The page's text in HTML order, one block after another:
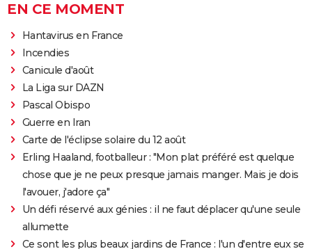
EN CE MOMENT
Hantavirus en France
Incendies
Canicule d'août
La Liga sur DAZN
Pascal Obispo
Guerre en Iran
Carte de l'éclipse solaire du 12 août
Erling Haaland, footballeur : "Mon plat préféré est quelque
chose que je ne peux presque jamais manger. Mais je dois
l'avouer, j'adore ça"
Un défi réservé aux génies : il ne faut déplacer qu'une seule
allumette
Ce sont les plus beaux jardins de France : l'un d'entre eux se